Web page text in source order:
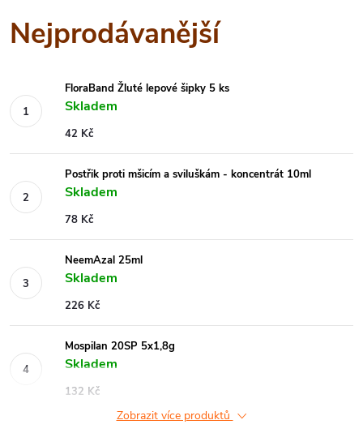
Nejprodávanější
FloraBand Žluté lepové šipky 5 ks
Skladem
42 Kč
Postřik proti mšicím a sviluškám - koncentrát 10ml
Skladem
78 Kč
NeemAzal 25ml
Skladem
226 Kč
Mospilan 20SP 5x1,8g
Skladem
132 Kč
Zobrazit více produktů